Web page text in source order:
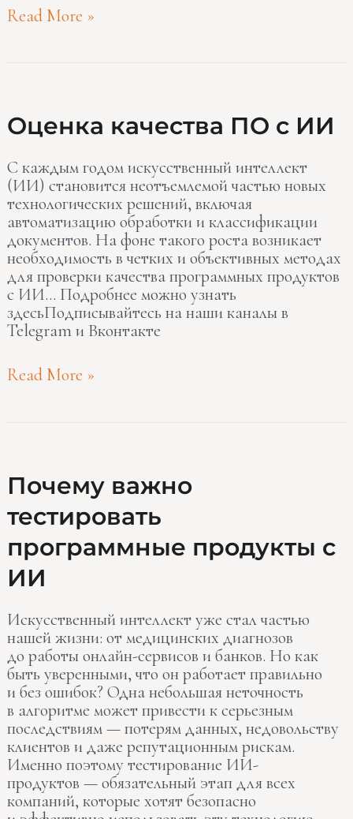
Read More »
Оценка качества ПО с ИИ
С каждым годом искусственный интеллект
(ИИ) становится неотъемлемой частью новых
технологических решений, включая
автоматизацию обработки и классификации
документов. На фоне такого роста возникает
необходимость в четких и объективных методах
для проверки качества программных продуктов
с ИИ… Подробнее можно узнать
здесьПодписывайтесь на наши каналы в
Telegram и Вконтакте
Оценка
качества
с
ИИ
Read More »
Почему важно
тестировать
программные продукты с
ИИ
Искусственный интеллект уже стал частью
нашей жизни: от медицинских диагнозов
до работы онлайн-сервисов и банков. Но как
быть уверенными, что он работает правильно
и без ошибок? Одна небольшая неточность
в алгоритме может привести к серьезным
последствиям — потерям данных, недовольству
клиентов и даже репутационным рискам.
Именно поэтому тестирование ИИ-
продуктов — обязательный этап для всех
компаний, которые хотят безопасно
Почему
важно
тестировать
программные
продукты
с
ИИ